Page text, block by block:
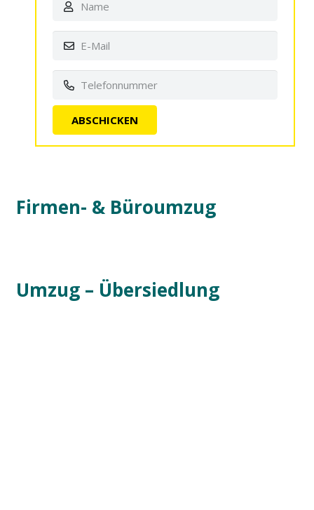
Firmen- & Büroumzug
Umzug – Übersiedlung